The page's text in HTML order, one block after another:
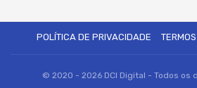
POLÍTICA DE PRIVACIDADE
© 2020 - 2026 DCI Digital - Todos os